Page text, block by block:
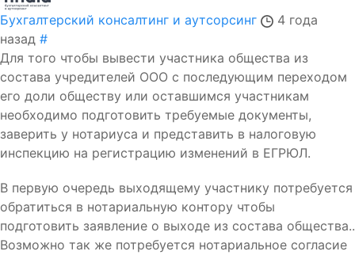
Бухгалтерский консалтинг и аутсорсинг
4 года
назад #
Для того чтобы вывести участника общества из
состава учредителей ООО с последующим переходом
его доли обществу или оставшимся участникам
необходимо подготовить требуемые документы,
заверить у нотариуса и представить в налоговую
инспекцию на регистрацию изменений в ЕГРЮЛ.
В первую очередь выходящему участнику потребуется
обратиться в нотариальную контору чтобы
подготовить заявление о выходе из состава общества..
Возможно так же потребуется нотариальное согласие